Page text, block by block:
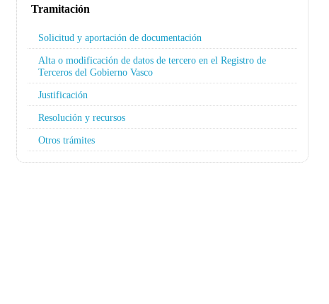
Tramitación
Solicitud y aportación de documentación
Alta o modificación de datos de tercero en el Registro de
Terceros del Gobierno Vasco
Justificación
Resolución y recursos
Otros trámites